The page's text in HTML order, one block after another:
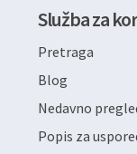
Služba za
Pretraga
Blog
Nedavno
Popis za